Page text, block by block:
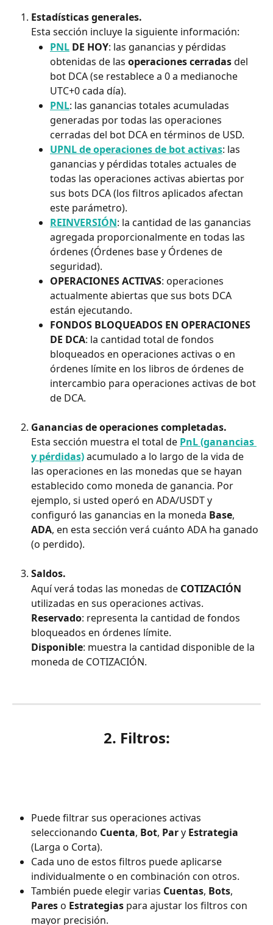
Estadísticas generales.
Esta sección incluye la siguiente información:
PNL DE HOY: las ganancias y pérdidas
obtenidas de las operaciones cerradas del
bot DCA (se restablece a 0 a medianoche
UTC+0 cada día).
PNL: las ganancias totales acumuladas
generadas por todas las operaciones
cerradas del bot DCA en términos de USD.
UPNL de operaciones de bot activas: las
ganancias y pérdidas totales actuales de
todas las operaciones activas abiertas por
sus bots DCA (los filtros aplicados afectan
este parámetro).
REINVERSIÓN: la cantidad de las ganancias
agregada proporcionalmente en todas las
órdenes (Órdenes base y Órdenes de
seguridad).
OPERACIONES ACTIVAS: operaciones
actualmente abiertas que sus bots DCA
están ejecutando.
FONDOS BLOQUEADOS EN OPERACIONES
DE DCA: la cantidad total de fondos
bloqueados en operaciones activas o en
órdenes límite en los libros de órdenes de
intercambio para operaciones activas de bot
de DCA.
Ganancias de operaciones completadas.
Esta sección muestra el total de PnL (ganancias
y pérdidas) acumulado a lo largo de la vida de
las operaciones en las monedas que se hayan
establecido como moneda de ganancia. Por
ejemplo, si usted operó en ADA/USDT y
configuró las ganancias en la moneda Base,
ADA, en esta sección verá cuánto ADA ha ganado
(o perdido).
Saldos.
Aquí verá todas las monedas de COTIZACIÓN
utilizadas en sus operaciones activas.
Reservado: representa la cantidad de fondos
bloqueados en órdenes límite.
Disponible: muestra la cantidad disponible de la
moneda de COTIZACIÓN.
2. Filtros:
Puede filtrar sus operaciones activas
seleccionando Cuenta, Bot, Par y Estrategia
(Larga o Corta).
Cada uno de estos filtros puede aplicarse
individualmente o en combinación con otros.
También puede elegir varias Cuentas, Bots,
Pares o Estrategias para ajustar los filtros con
mayor precisión.